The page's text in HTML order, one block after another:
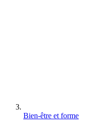
Bien-être et forme